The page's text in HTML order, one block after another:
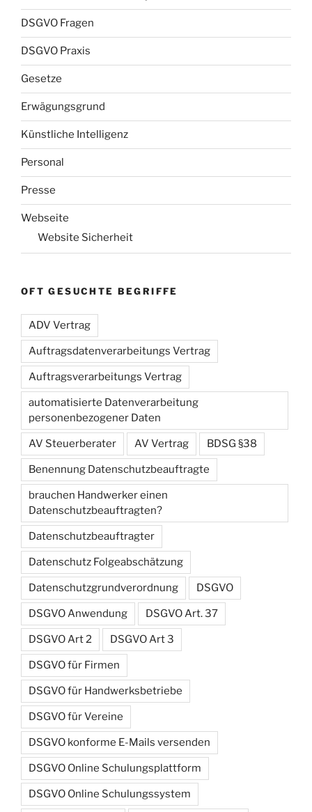
DSGVO Fragen
DSGVO Praxis
Gesetze
Erwägungsgrund
Künstliche Intelligenz
Personal
Presse
Webseite
Website Sicherheit
OFT GESUCHTE BEGRIFFE
ADV Vertrag
Auftragsdatenverarbeitungs Vertrag
Auftragsverarbeitungs Vertrag
automatisierte Datenverarbeitung
personenbezogener Daten
AV Steuerberater AV Vertrag BDSG §38
Benennung Datenschutzbeauftragte
brauchen Handwerker einen
Datenschutzbeauftragten?
Datenschutzbeauftragter
Datenschutz Folgeabschätzung
Datenschutzgrundverordnung DSGVO
DSGVO Anwendung DSGVO Art. 37
DSGVO Art 2 DSGVO Art 3
DSGVO für Firmen
DSGVO für Handwerksbetriebe
DSGVO für Vereine
DSGVO konforme E-Mails versenden
DSGVO Online Schulungsplattform
DSGVO Online Schulungssystem